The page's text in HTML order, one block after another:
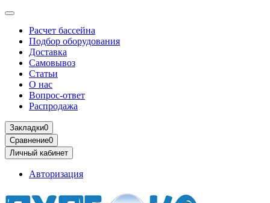
Расчет бассейна
Подбор оборудования
Доставка
Самовывоз
Статьи
О нас
Вопрос-ответ
Распродажа
Закладки0
Сравнение0
Личный кабинет
Авторизация